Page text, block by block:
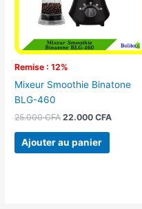
Remise : 12%
Mixeur Smoothie Binatone
BLG-460
25.000CFA 22.000CFA
Ajouter au panier